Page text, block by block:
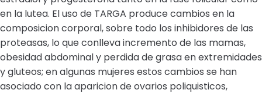
en la lutea. El uso de TARGA produce cambios en la
composicion corporal, sobre todo los inhibidores de las
proteasas, lo que conlleva incremento de las mamas,
obesidad abdominal y perdida de grasa en extremidades
y gluteos; en algunas mujeres estos cambios se han
asociado con la aparicion de ovarios poliquisticos,